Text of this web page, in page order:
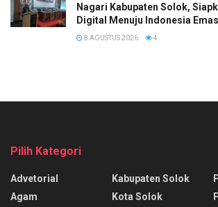
Nagari Kabupaten Solok,
Digital Menuju Indonesia
8 AGUSTUS 2026 4
Pilih Kategori
Advetorial
Agam
Kabupaten Solok
Kota Solok